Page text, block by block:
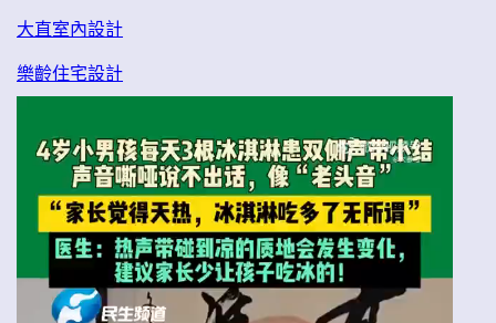
大直室內設計
樂齡住宅設計